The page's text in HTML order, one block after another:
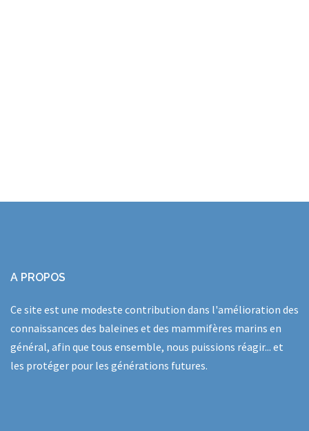
A PROPOS
Ce site est une modeste contribution dans l'amélioration des
connaissances des baleines et des mammifères marins en
général, afin que tous ensemble, nous puissions réagir... et
les protéger pour les générations futures.